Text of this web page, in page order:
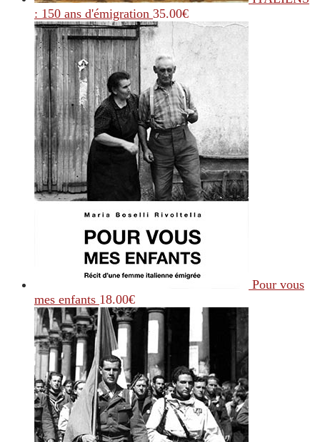
: 150 ans d'émigration 35.00€
Pour vous
mes enfants 18.00€